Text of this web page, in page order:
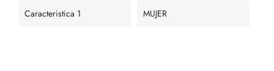
Caracteristica 1 MUJER